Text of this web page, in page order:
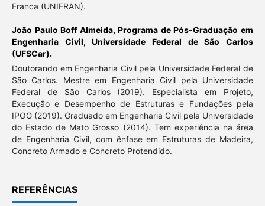
Franca (UNIFRAN).
João Paulo Boff Almeida,Programa de Pós-Graduação em
Engenharia Civil, Universidade Federal de São Carlos
(UFSCar).
Doutorando em Engenharia Civil pela Universidade Federal de
São Carlos. Mestre em Engenharia Civil pela Universidade
Federal de São Carlos (2019). Especialista em Projeto,
Execução e Desempenho de Estruturas e Fundações pela
IPOG (2019). Graduado em Engenharia Civil pela Universidade
do Estado de Mato Grosso (2014). Tem experiência na área
de Engenharia Civil, com ênfase em Estruturas de Madeira,
Concreto Armado e Concreto Protendido.
REFERÊNCIAS